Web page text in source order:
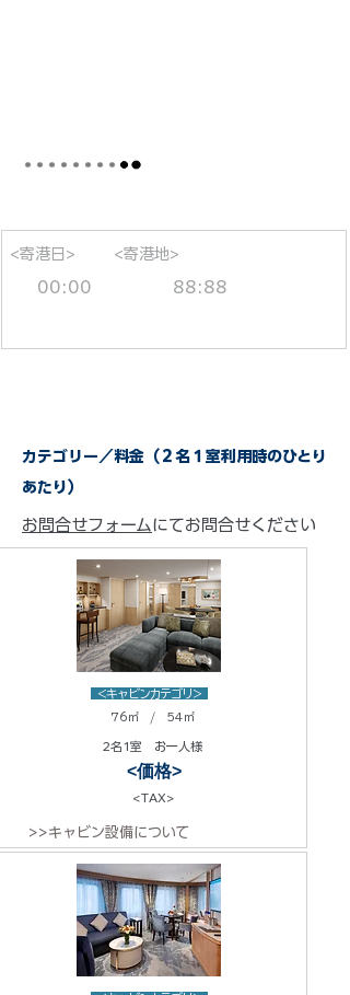
<寄港日>
00:00
<寄港地>
88:88
カテゴリー／料金（２名１室利用時のひとり
あたり）
お問合せフォームにてお問合せください
<キャビンカテゴリ>
76㎡ / 54㎡
2名1室 お一人様
<価格>
<TAX>
>>キャビン設備について